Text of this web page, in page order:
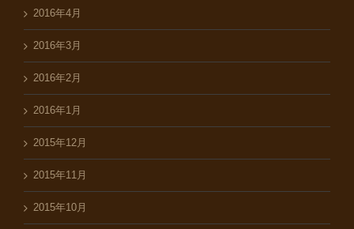
2016年4月
2016年3月
2016年2月
2016年1月
2015年12月
2015年11月
2015年10月